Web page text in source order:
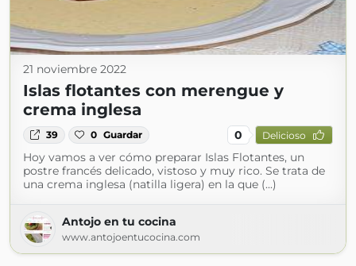
21 noviembre 2022
Islas flotantes con merengue y
crema inglesa
39 0 Guardar 0 Delicioso
Hoy vamos a ver cómo preparar Islas Flotantes, un
postre francés delicado, vistoso y muy rico. Se trata de
una crema inglesa (natilla ligera) en la que (...)
Antojo en tu cocina
www.antojoentucocina.com